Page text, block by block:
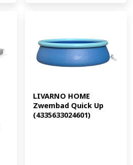
LIVARNO HOME
Zwembad Quick Up
(4335633024601)